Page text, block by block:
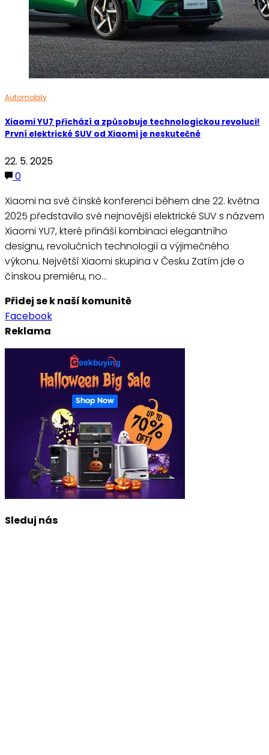
Automobily
Xiaomi YU7 přichází a způsobuje technologickou revoluci!
První elektrické SUV od Xiaomi je neskutečné
22. 5. 2025
0
Xiaomi na své čínské konferenci během dne 22. května
2025 představilo své nejnovější elektrické SUV s názvem
Xiaomi YU7, které přináší kombinaci elegantního
designu, revolučních technologií a výjimečného
výkonu. Největší Xiaomi skupina v Česku Zatím jde o
čínskou premiéru, no…
Přidej se k naší komunitě
Facebook
Reklama
Sleduj nás